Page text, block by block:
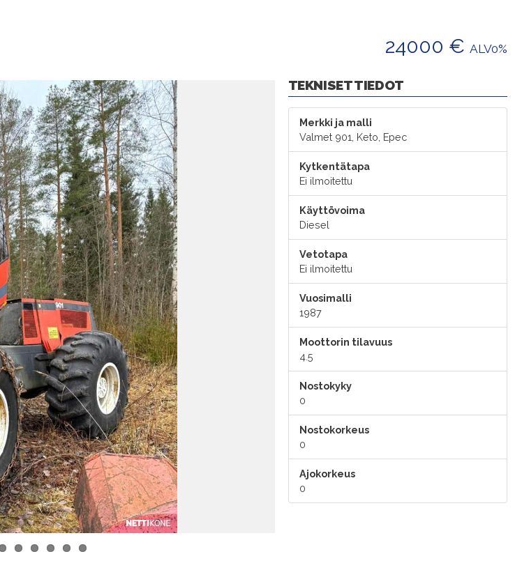
24000 € ALV0%
TEKNISET TIEDOT
Merkki ja malli
Valmet 901, Keto, Epec
Kytkentätapa
Ei ilmoitettu
Käyttövoima
Diesel
Vetotapa
Ei ilmoitettu
Vuosimalli
1987
Moottorin tilavuus
4.5
Nostokyky
0
Nostokorkeus
0
Ajokorkeus
0